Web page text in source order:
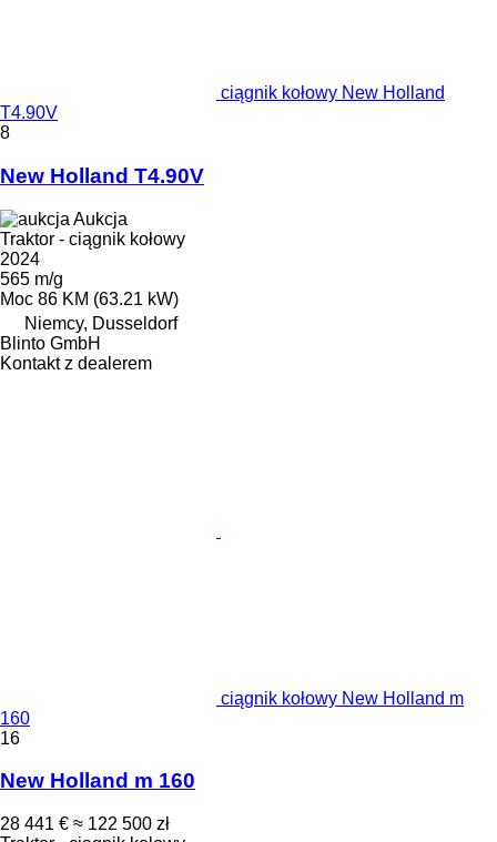
ciągnik kołowy New Holland
T4.90V
8
New Holland T4.90V
Aukcja
Traktor - ciągnik kołowy
2024
565 m/g
Moc 86 KM (63.21 kW)
Niemcy, Dusseldorf
Blinto GmbH
Kontakt z dealerem
ciągnik kołowy New Holland m
160
16
New Holland m 160
28 441 € ≈ 122 500 zł